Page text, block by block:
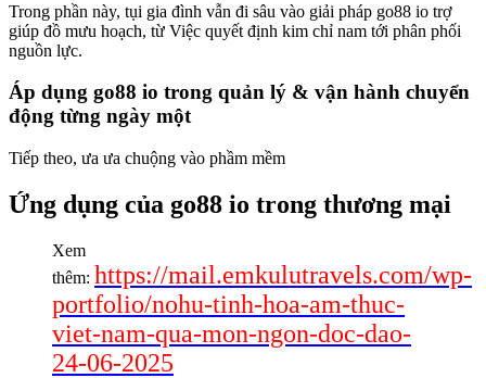
Trong phần này, tụi gia đình vẫn đi sâu vào giải pháp go88 io trợ
giúp đồ mưu hoạch, từ Việc quyết định kim chỉ nam tới phân phối
nguồn lực.
Áp dụng go88 io trong quản lý & vận hành chuyển
động từng ngày một
Tiếp theo, ưa ưa chuộng vào phầm mềm
Ứng dụng của go88 io trong thương mại
Xem
thêm: https://mail.emkulutravels.com/wp-
portfolio/nohu-tinh-hoa-am-thuc-
viet-nam-qua-mon-ngon-doc-dao-
24-06-2025